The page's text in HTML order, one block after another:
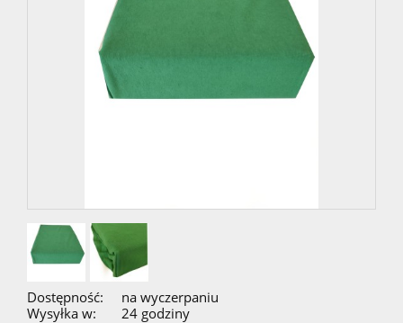
Dostępność:
na wyczerpaniu
Wysyłka w:
24 godziny